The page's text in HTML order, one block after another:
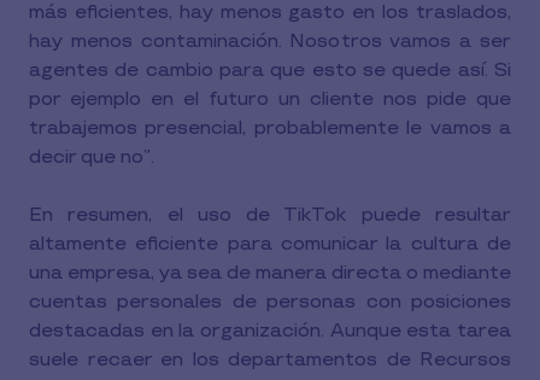
más eficientes, hay menos gasto en los traslados,
hay menos contaminación. Nosotros vamos a ser
agentes de cambio para que esto se quede así. Si
por ejemplo en el futuro un cliente nos pide que
trabajemos presencial, probablemente le vamos a
decir que no”.
En resumen, el uso de TikTok puede resultar
altamente eficiente para comunicar la cultura de
una empresa, ya sea de manera directa o mediante
cuentas personales de personas con posiciones
destacadas en la organización. Aunque esta tarea
suele recaer en los departamentos de Recursos